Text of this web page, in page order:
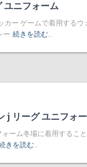
ユニフォーム
カー ゲームで着用するウ
ー 続きを読む…
j リーグ ユニフォ
ォーム冬場に着用するこ
きを読む…